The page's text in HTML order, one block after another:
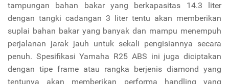
tampungan bahan bakar yang berkapasitas 14.3 liter
dengan tangki cadangan 3 liter tentu akan memberikan
suplai bahan bakar yang banyak dan mampu menempuh
perjalanan jarak jauh untuk sekali pengisiannya secara
penuh. Spesifikasi Yamaha R25 ABS ini juga diciptakan
dengan tipe frame atau rangka berjenis diamond yang
tentunya akan memberikan performa handling yang